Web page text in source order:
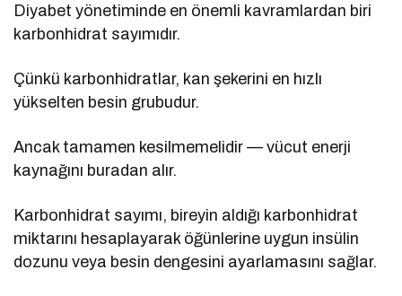
Diyabet yönetiminde en önemli kavramlardan biri
karbonhidrat sayımıdır.
Çünkü karbonhidratlar, kan şekerini en hızlı
yükselten besin grubudur.
Ancak tamamen kesilmemelidir — vücut enerji
kaynağını buradan alır.
Karbonhidrat sayımı, bireyin aldığı karbonhidrat
miktarını hesaplayarak öğünlerine uygun insülin
dozunu veya besin dengesini ayarlamasını sağlar.